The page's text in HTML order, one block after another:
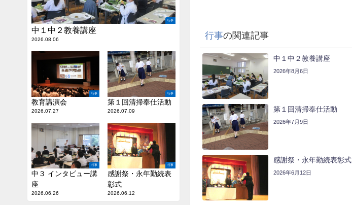
行事の関連記事
中１中２教養講座
2026年8月6日
第１回清掃奉仕活動
2026年7月9日
感謝祭・永年勤続表彰式
2026年6月12日
行事
中１中２教養講座
2026.08.06
行事
教育講演会
2026.07.27
行事
第１回清掃奉仕活動
2026.07.09
行事
中３ インタビュー講
座
2026.06.26
行事
感謝祭・永年勤続表
彰式
2026.06.12